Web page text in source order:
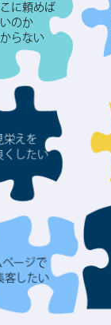
に頼めば
のか
らない
栄えを
くしたい
ページで
たい